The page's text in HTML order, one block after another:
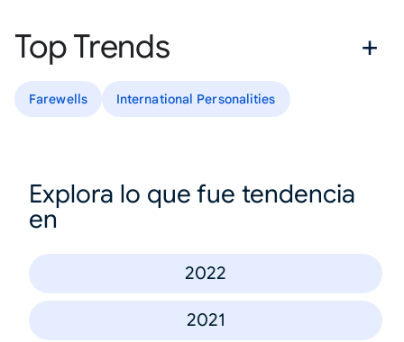
Top Trends
Farewells International Personalities
Explora lo que fue tendencia
en
2022
2021